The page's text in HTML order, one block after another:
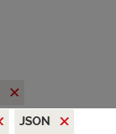
JSON